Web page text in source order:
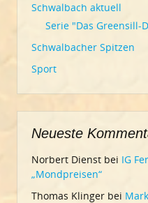
Schwalbach aktuell
Serie "Das Greensill-
Schwalbacher Spitzen
Sport
Neueste
Norbert Dienst bei IG
„Mondpreisen“
Thomas Klinger bei